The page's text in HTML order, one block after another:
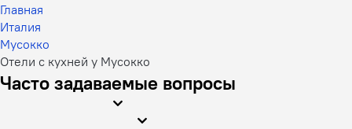
Главная
Италия
Мусокко
Отели с кухней у Мусокко
Часто задаваемые вопросы